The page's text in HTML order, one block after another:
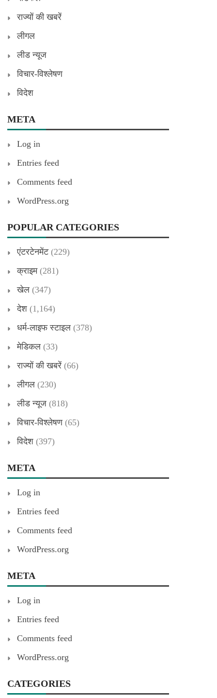
राज्यों की खबरें
लीगल
लीड न्यूज
विचार-विश्लेषण
विदेश
META
Log in
Entries feed
Comments feed
WordPress.org
POPULAR CATEGORIES
एंटरटेनमेंट(229)
क्राइम(281)
खेल (347)
देश (1,164)
धर्म-लाइफ स्टाइल (378)
मेडिकल (33)
राज्यों की खबरें (66)
लीगल (230)
लीड न्यूज (818)
विचार-विश्लेषण(65)
विदेश (397)
META
Log in
Entries feed
Comments feed
WordPress.org
META
Log in
Entries feed
Comments feed
WordPress.org
CATEGORIES